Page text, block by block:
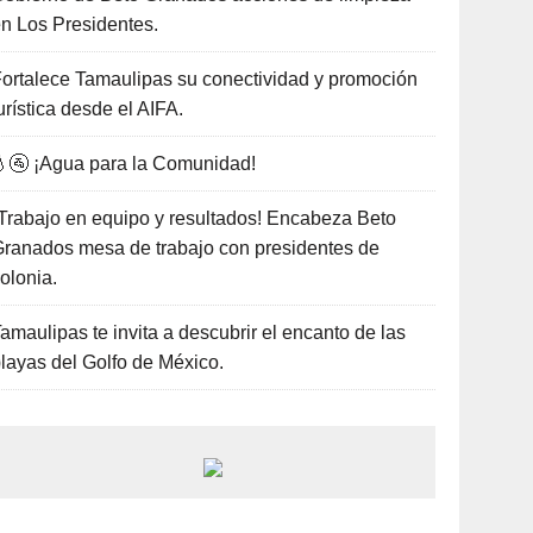
Los Presidentes.
Tamaulipas su conectividad y promoción
desde el AIFA.
¡Agua para la Comunidad!
en equipo y resultados! Encabeza Beto
mesa de trabajo con presidentes de
te invita a descubrir el encanto de las
del Golfo de México.